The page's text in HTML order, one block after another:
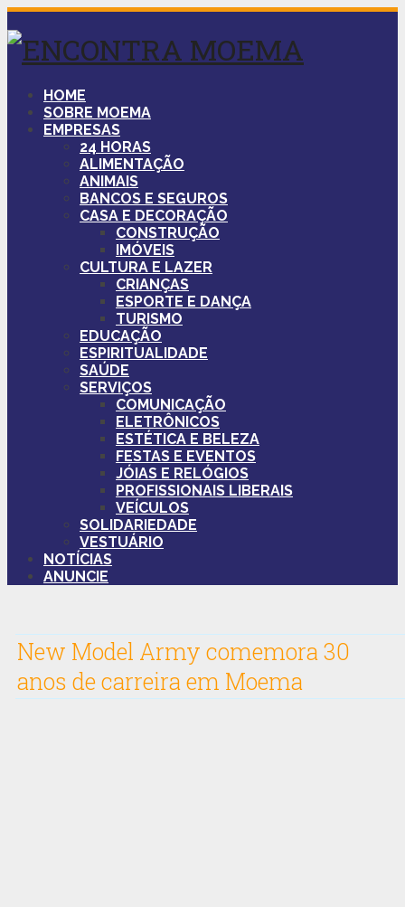
HOME
SOBRE MOEMA
EMPRESAS
24 HORAS
ALIMENTAÇÃO
ANIMAIS
BANCOS E SEGUROS
CASA E DECORAÇÃO
CONSTRUÇÃO
IMÓVEIS
CULTURA E LAZER
CRIANÇAS
ESPORTE E DANÇA
TURISMO
EDUCAÇÃO
ESPIRITUALIDADE
SAÚDE
SERVIÇOS
COMUNICAÇÃO
ELETRÔNICOS
ESTÉTICA E BELEZA
FESTAS E EVENTOS
JÓIAS E RELÓGIOS
PROFISSIONAIS LIBERAIS
VEÍCULOS
SOLIDARIEDADE
VESTUÁRIO
NOTÍCIAS
ANUNCIE
New Model Army comemora 30
anos de carreira em Moema